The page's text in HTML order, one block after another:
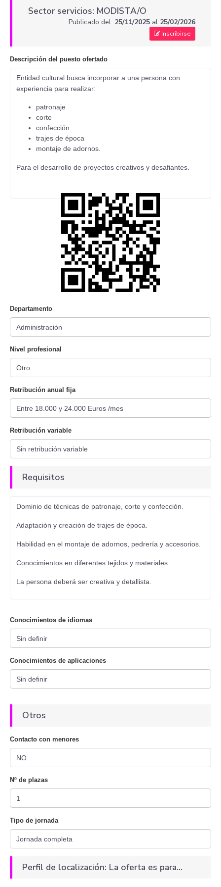
Sector servicios: MODISTA/O
Publicado del: 25/11/2025 al 25/02/2026
Inscribirse
Descripción del puesto ofertado
Entidad cultural busca incorporar a una persona con
experiencia para realizar:
patronaje
corte
confección
trajes de época
montaje de adornos.
Para el desarrollo de proyectos creativos y desafiantes.
Departamento
Nivel profesional
Retribución anual fija
Retribución variable
Requisitos
Dominio de técnicas de patronaje, corte y confección.
Adaptación y creación de trajes de época.
Habilidad en el montaje de adornos, pedrería y accesorios.
Conocimientos en diferentes tejidos y materiales.
La persona deberá ser creativa y detallista.
Conocimientos de idiomas
Conocimientos de aplicaciones
Otros
Contacto con menores
Nº de plazas
Tipo de jornada
Perfil de localización: La oferta es para...